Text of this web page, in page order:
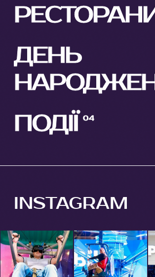
ДЕНЬ
ПОДІЇ
INSTAGRAM